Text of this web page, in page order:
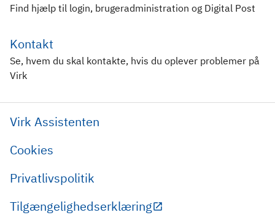
Find hjælp til login, brugeradministration og Digital Post
Kontakt
Se, hvem du skal kontakte, hvis du oplever problemer på
Virk
Virk Assistenten
Cookies
Privatlivspolitik
Tilgængelighedserklæring